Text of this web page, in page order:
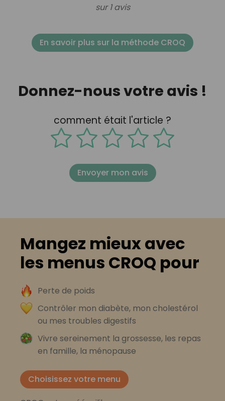
sur 1 avis
En savoir plus sur la méthode CROQ
Donnez-nous votre avis !
comment était l'article ?
Envoyer mon avis
Mangez mieux avec
les menus CROQ pour
Perte de poids
Contrôler mon diabète, mon cholestérol
ou mes troubles digestifs
Vivre sereinement la grossesse, les repas
en famille, la ménopause
Choisissez votre menu